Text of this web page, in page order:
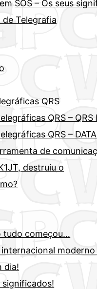
em SOS – Os seus
de Telegrafia
QRS
QRS – QRS
QRS –
de
destruiu o
tudo começou…
moderno
dia!
significados!